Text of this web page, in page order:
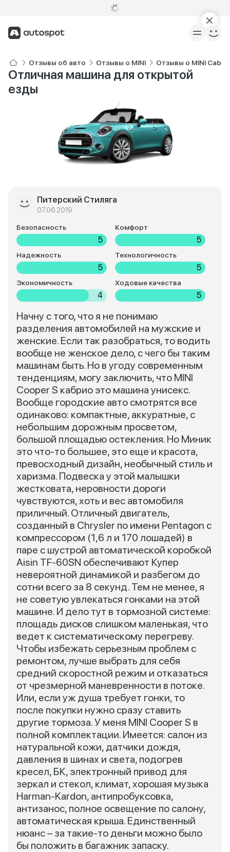
Отзывы об авто Отзывы о MINI Отзывы о MINI Cabrio
Отличная машина для открытой
езды
Питерский Стиляга
07.06.2019
Безопасность
5
Комфорт
5
Надежность
5
Технологичность
5
Экономичность
4
Ходовые качества
5
Начну с того, что я не понимаю
разделения автомобилей на мужские и
женские. Если так разобраться, то водить
вообще не женское дело, с чего бы таким
машинам быть. Но в угоду современным
тенденциям, могу заключить, что MINI
Cooper S кабрио это машина унисекс.
Вообще городские авто смотрятся все
одинаково: компактные, аккуратные, с
небольшим дорожным просветом,
большой площадью остекления. Но Миник
это что-то большее, это еще и красота,
превосходный дизайн, необычный стиль и
харизма. Подвеска у этой малышки
жестковата, неровности дороги
чувствуются, хоть и вес автомобиля
приличный. Отличный двигатель,
созданный в Chrysler по имени Pentagon с
компрессором (1,6 л и 170 лошадей) в
паре с шустрой автоматической коробкой
Aisin TF-60SN обеспечивают Купер
невероятной динамикой и разбегом до
сотни всего за 8 секунд. Тем не менее, я
не советую увлекаться гонками на этой
машине. И дело тут в тормозной системе:
площадь дисков слишком маленькая, что
ведет к систематическому перегреву.
Чтобы избежать серьезным проблем с
ремонтом, лучше выбрать для себя
средний скоростной режим и отказаться
от чрезмерной маневренности в потоке.
Или, если уж душа требует гонки, то
после покупки нужно сразу ставить
другие тормоза. У меня MINI Cooper S в
полной комплектации. Имеется: салон из
натуральной кожи, датчики дождя,
давления в шинах и света, подогрев
кресел, БК, электронный привод для
зеркал и стекол, климат, хорошая музыка
Harman-Kardon, антипробуксовка,
антизанос, полное освещение по салону,
автоматическая крыша. Единственный
нюанс – за такие-то деньги можно было
бы положить в багажник запаску.